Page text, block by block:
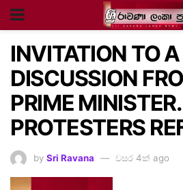
INVITATION TO A
DISCUSSION
PRIME
PROTESTERS
by Sri Ravana වසර 4ක් ago